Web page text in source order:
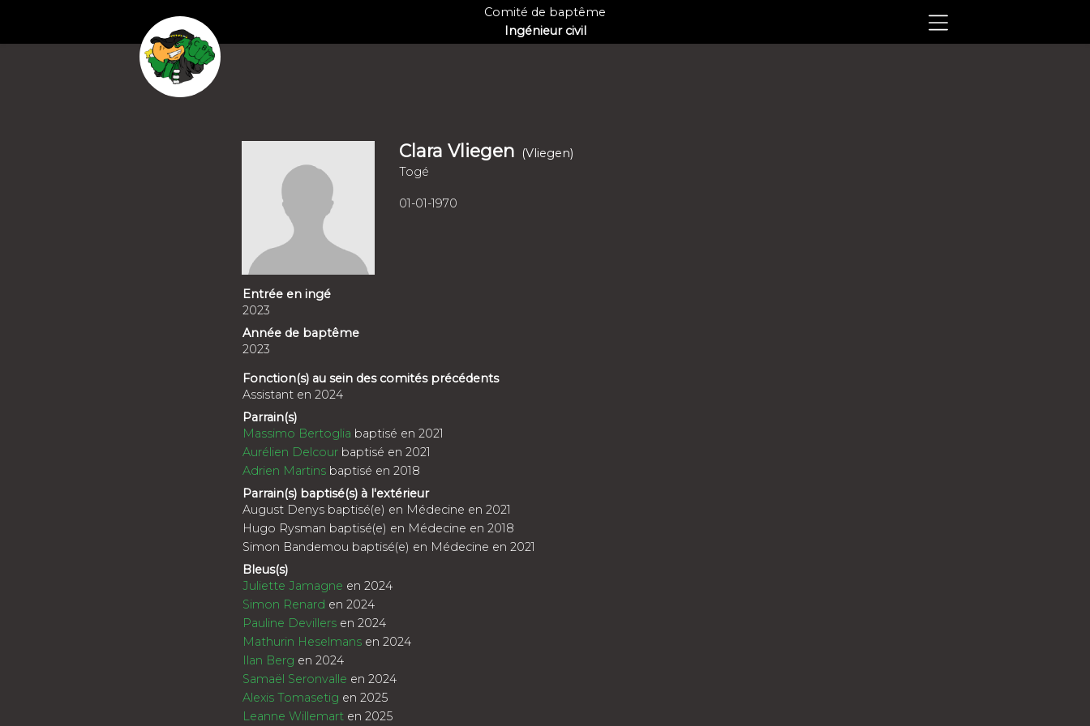
Comité de baptême
Ingénieur civil
Clara Vliegen
(Vliegen)
Togé
01-01-1970
Entrée en ingé
2023
Année de baptême
2023
Fonction(s) au sein des comités précédents
Assistant en 2024
Parrain(s)
Massimo Bertoglia baptisé en 2021
Aurélien Delcourbaptisé en 2021
Adrien Martinsbaptisé en 2018
Parrain(s) baptisé(s) à l'extérieur
August Denys baptisé(e) en Médecine en 2021
Hugo Rysman baptisé(e) en Médecine en 2018
Simon Bandemou baptisé(e) en Médecine en 2021
Bleus(s)
Juliette Jamagne en 2024
Simon Renard en 2024
Pauline Devillersen 2024
Mathurin Heselmansen 2024
Ilan Berg en 2024
Samaël Seronvalle en 2024
Alexis Tomasetig en 2025
Leanne Willemarten 2025